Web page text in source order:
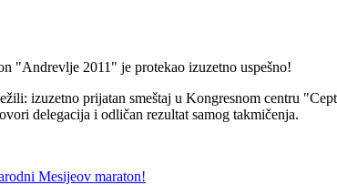
"Andrevlje 2011" je protekao izuzetno uspešno!
izuzetno prijatan smeštaj u Kongresnom centru
delegacija i odličan rezultat samog takmičenja.
Mesijeov maraton!